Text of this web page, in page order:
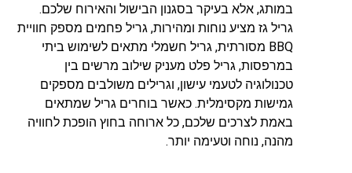
במותג, אלא בעיקר בסגנון הבישול והאירוח שלכם.
גריל גז מציע נוחות ומהירות, גריל פחמים מספק חוויית
BBQ מסורתית, גריל חשמלי מתאים לשימוש ביתי
במרפסות, גריל פלט מעניק שילוב מרשים בין
טכנולוגיה לטעמי עישון, וגרילים משולבים מספקים
גמישות מקסימלית. כאשר בוחרים גריל שמתאים
באמת לצרכים שלכם, כל ארוחה בחוץ הופכת לחוויה
מהנה, נוחה וטעימה יותר.